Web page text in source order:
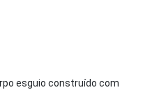
esguio construído com